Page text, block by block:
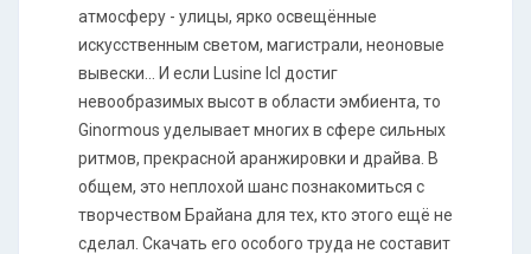
атмосферу - улицы, ярко освещённые
искусственным светом, магистрали, неоновые
вывески... И если Lusine Icl достиг
невообразимых высот в области эмбиента, то
Ginormous уделывает многих в сфере сильных
ритмов, прекрасной аранжировки и драйва. В
общем, это неплохой шанс познакомиться с
творчеством Брайана для тех, кто этого ещё не
сделал. Скачать его особого труда не составит